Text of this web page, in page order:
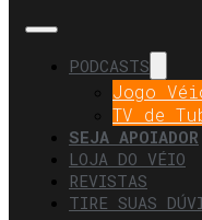
PODCASTS
Jogo
TV de
SEJA APOIADOR
LOJA DO VÉIO
REVISTAS
TIRE SUAS